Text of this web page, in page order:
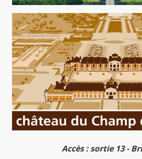
Accès : sortie 13 -